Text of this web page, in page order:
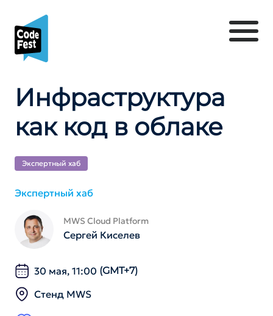
Инфраструктура
как код в облаке
Экспертный хаб
Экспертный хаб
MWS Cloud Platform
Сергей Киселев
30 мая, 11:00 (GMT+7)
Стенд MWS